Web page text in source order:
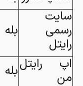
سایت
رسمی
رایتل
بله
اپ رایتل
من
بله